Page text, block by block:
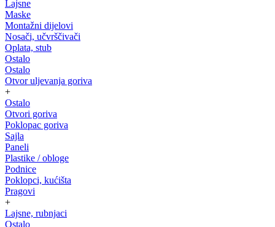
Lajsne
Maske
Montažni dijelovi
Nosači, učvrščivači
Oplata, stub
Ostalo
Ostalo
Otvor uljevanja goriva
+
Ostalo
Otvori goriva
Poklopac goriva
Sajla
Paneli
Plastike / obloge
Podnice
Poklopci, kućišta
Pragovi
+
Lajsne, rubnjaci
Ostalo